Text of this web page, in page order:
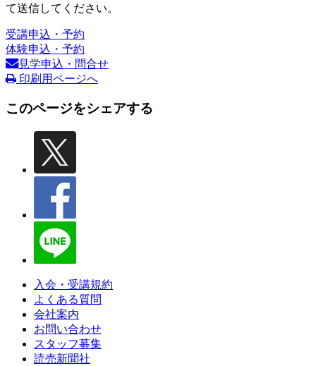
て送信してください。
受講申込・予約
体験申込・予約
見学申込・問合せ
印刷用ページへ
このページをシェアする
入会・受講規約
よくある質問
会社案内
お問い合わせ
スタッフ募集
読売新聞社